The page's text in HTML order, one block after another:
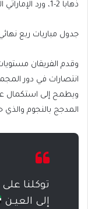
ذهابا 2-1، ورد الإماراتي التحية إيابا 1-صفر.
جدول مباريات ربع
انتصارات في دور
ويطمح إلى استكمال
المدجج بالنجوم والذي حقق بدوره 6
توكلنا على
إلى العيـن